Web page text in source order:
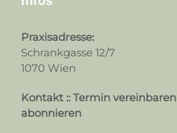
Praxisadresse:
Schrankgasse 12/7
1070 Wien
Kontakt :: Termin vereinbaren
abonnieren